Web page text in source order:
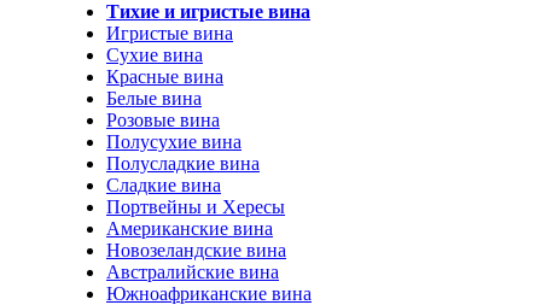
Тихие и игристые вина
Игристые вина
Сухие вина
Красные вина
Белые вина
Розовые вина
Полусухие вина
Полусладкие вина
Сладкие вина
Портвейны и Хересы
Американские вина
Новозеландские вина
Австралийские вина
Южноафриканские вина